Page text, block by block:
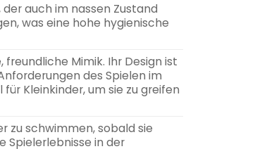
auch im nassen Zustand
was eine hohe hygienische
Mimik. Ihr Design ist
des Spielen im
Kleinkinder, um sie zu greifen
zu schwimmen, sobald sie
Spielerlebnisse in der